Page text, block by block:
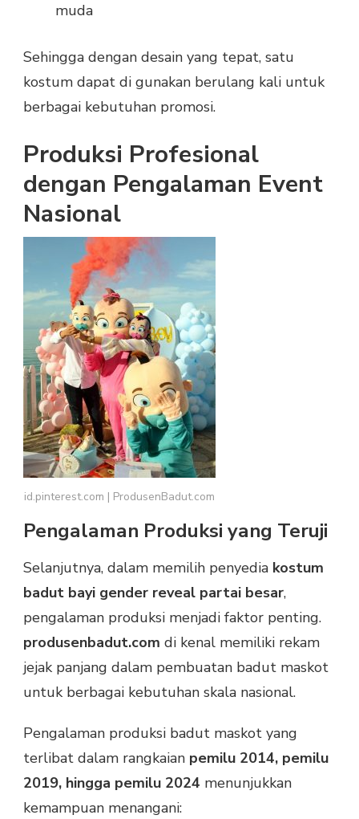
muda
Sehingga dengan desain yang tepat, satu
kostum dapat di gunakan berulang kali untuk
berbagai kebutuhan promosi.
Produksi Profesional
dengan Pengalaman Event
Nasional
id.pinterest.com | ProdusenBadut.com
Pengalaman Produksi yang Teruji
Selanjutnya, dalam memilih penyedia kostum
badut bayi gender reveal partai besar,
pengalaman produksi menjadi faktor penting.
produsenbadut.com di kenal memiliki rekam
jejak panjang dalam pembuatan badut maskot
untuk berbagai kebutuhan skala nasional.
Pengalaman produksi badut maskot yang
terlibat dalam rangkaian pemilu 2014, pemilu
2019, hingga pemilu 2024 menunjukkan
kemampuan menangani: